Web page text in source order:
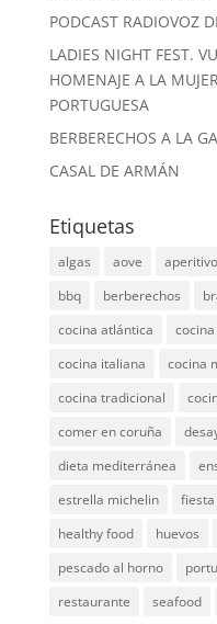
PODCAST RADIOVOZ
LADIES NIGHT FEST.
HOMENAJE A LA
PORTUGUESA
BERBERECHOS A LA
CASAL DE ARMÁN
Etiquetas
algas aove aperitivo
bbq
berberechos
cocina atlántica
cocina italiana
cocina
cocina tradicional
comer en coruña
dieta mediterránea
estrella michelin
fiesta
healthy food
huevos
pescado al horno
restaurante
seafood